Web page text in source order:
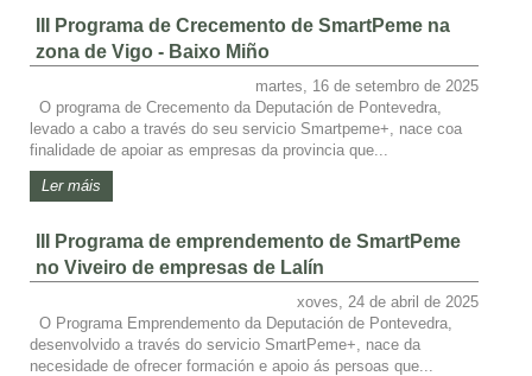
III Programa de Crecemento de SmartPeme na
zona de Vigo - Baixo Miño
martes, 16 de setembro de 2025
O programa de Crecemento da Deputación de Pontevedra,
levado a cabo a través do seu servicio Smartpeme+, nace coa
finalidade de apoiar as empresas da provincia que...
Ler máis
III Programa de emprendemento de SmartPeme
no Viveiro de empresas de Lalín
xoves, 24 de abril de 2025
O Programa Emprendemento da Deputación de Pontevedra,
desenvolvido a través do servicio SmartPeme+, nace da
necesidade de ofrecer formación e apoio ás persoas que...